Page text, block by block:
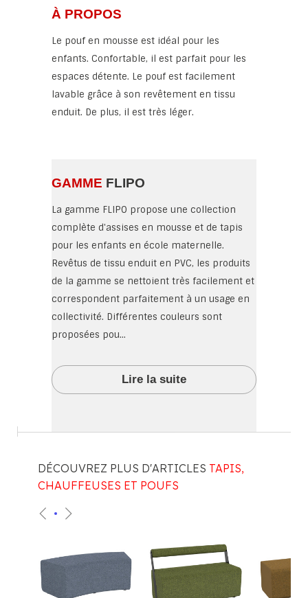
À PROPOS
Le pouf en mousse est idéal pour les
enfants. Confortable, il est parfait pour les
espaces détente. Le pouf est facilement
lavable grâce à son revêtement en tissu
enduit. De plus, il est très léger.
GAMME FLIPO
La gamme FLIPO propose une collection
complète d'assises en mousse et de tapis
pour les enfants en école maternelle.
Revêtus de tissu enduit en PVC, les produits
de la gamme se nettoient très facilement et
correspondent parfaitement à un usage en
collectivité. Différentes couleurs sont
proposées pou...
Lire la suite
DÉCOUVREZ PLUS D'ARTICLES TAPIS,
CHAUFFEUSES ET POUFS